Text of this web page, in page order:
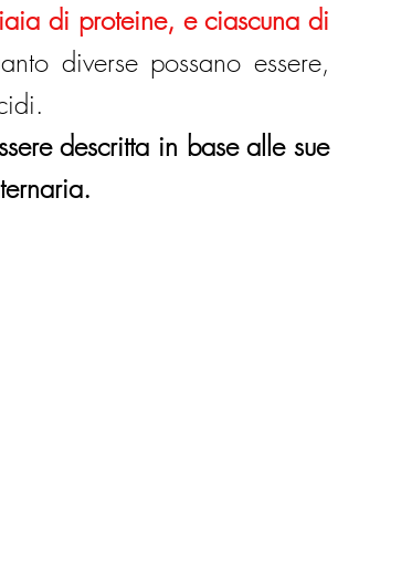
di proteine, e ciascuna di
diverse possano essere,
descritta in base alle sue